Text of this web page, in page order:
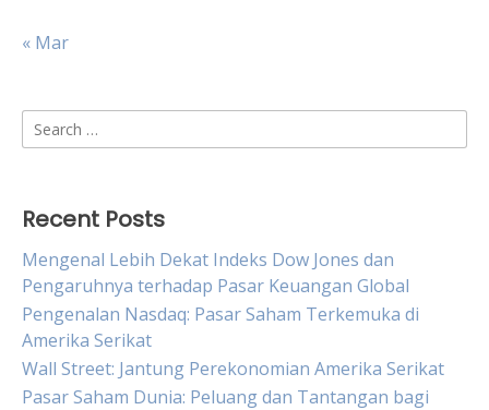
« Mar
Search
for:
Recent Posts
Mengenal Lebih Dekat Indeks Dow Jones dan
Pengaruhnya terhadap Pasar Keuangan Global
Pengenalan Nasdaq: Pasar Saham Terkemuka di
Amerika Serikat
Wall Street: Jantung Perekonomian Amerika Serikat
Pasar Saham Dunia: Peluang dan Tantangan bagi